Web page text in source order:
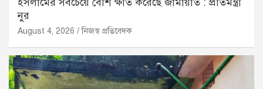
ইসলামের সবচেয়ে বেশি ক্ষতি করেছে জামায়াত : প্রতিমন্ত্রী
নুর
August 4, 2026 নিজস্ব প্রতিবেদক